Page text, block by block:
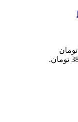
قیمت اصلی: 39,500,000 تومان